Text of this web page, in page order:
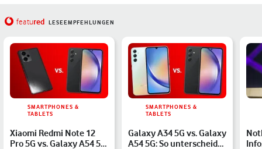
featured LESEEMPFEHLUNGEN
SMARTPHONES &
TABLETS
Xiaomi Redmi Note 12
Pro 5G vs. Galaxy A54 5G
SMARTPHONES &
TABLETS
Galaxy A34 5G vs. Galaxy
A54 5G: So unterscheidet